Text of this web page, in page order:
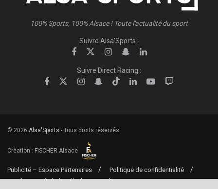
100% Sports, 100% Alsace ! Toute l'actualité du sport
Suivre Alsa'Sports :
Suivre Direct Racing :
© 2026 Alsa'Sports - Tous droits réservés
Création : FISCHER.Alsace
Publicité – Espace Partenaires
Politique de confidentialité
Conditions générales d’utilisation